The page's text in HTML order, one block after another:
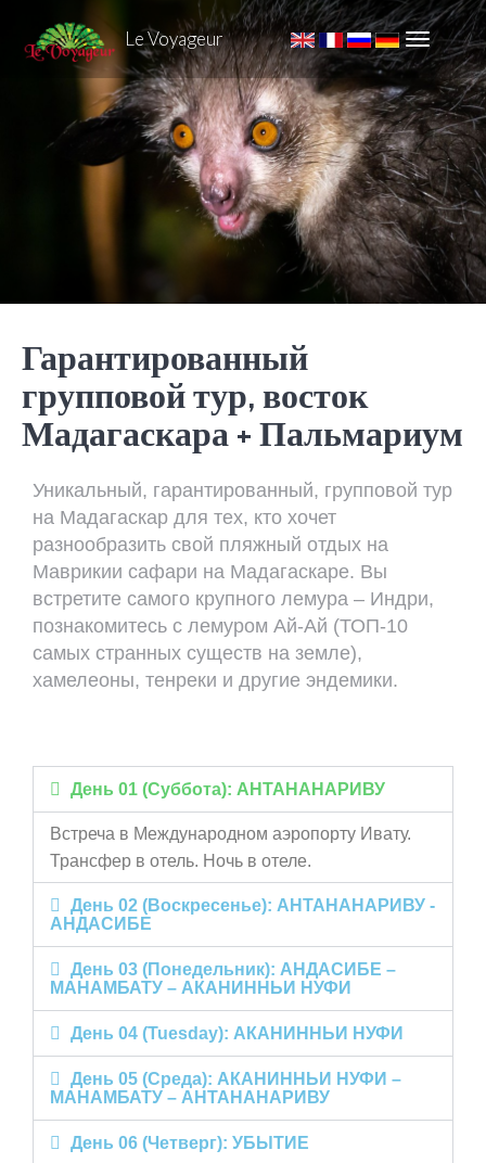
Le Voyageur
Гарантированный
групповой тур, восток
Мадагаскара + Пальмариум
Уникальный, гарантированный, групповой тур
на Мадагаскар для тех, кто хочет
разнообразить свой пляжный отдых на
Маврикии сафари на Мадагаскаре. Вы
встретите самого крупного лемура – Индри,
познакомитесь с лемуром Ай-Ай (ТОП-10
самых странных существ на земле),
хамелеоны, тенреки и другие эндемики.
День 01 (Суббота): АНТАНАНАРИВУ
Встреча в Международном аэропорту Ивату.
Трансфер в отель. Ночь в отеле.
День 02 (Воскресенье): АНТАНАНАРИВУ -
АНДАСИБЕ
День 03 (Понедельник): АНДАСИБЕ –
МАНАМБАТУ – АКАНИННЬИ НУФИ
День 04 (Tuesday): АКАНИННЬИ НУФИ
День 05 (Среда): АКАНИННЬИ НУФИ –
МАНАМБАТУ – АНТАНАНАРИВУ
День 06 (Четверг): УБЫТИЕ